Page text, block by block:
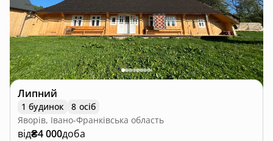
Липний
1 будинок
8 осіб
Яворів, Івано-Франківська область
від₴4 000доба